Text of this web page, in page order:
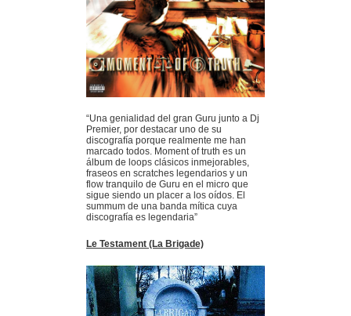
“Una genialidad del gran Guru junto a Dj
Premier, por destacar uno de su
discografía porque realmente me han
marcado todos. Moment of truth es un
álbum de loops clásicos inmejorables,
fraseos en scratches legendarios y un
flow tranquilo de Guru en el micro que
sigue siendo un placer a los oídos. El
summum de una banda mítica cuya
discografía es legendaria”
Le Testament (La Brigade)